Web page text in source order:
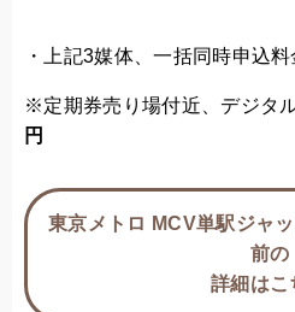
・上記3媒体、一括同時申込
※定期券売り場付近、デジ
円
東京メトロ MCV単駅ジャ
前の
詳細はこ